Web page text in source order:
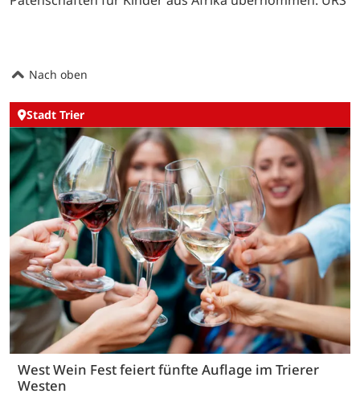
Nach oben
Stadt Trier
West Wein Fest feiert fünfte Auflage im Trierer
Westen